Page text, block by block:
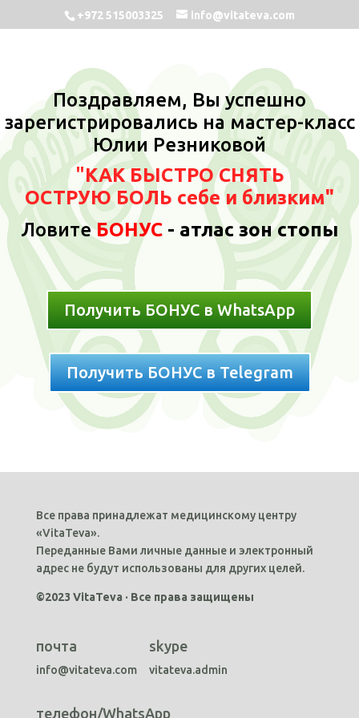
+972 515003325 info@vitateva.com
Поздравляем, Вы успешно
зарегистрировались на мастер-класс
Юлии Резниковой
"КАК БЫСТРО СНЯТЬ
ОСТРУЮ БОЛЬ себе и близким"
ЛовитеБОНУС- атлас зон стопы
Получить БОНУС в WhatsApp
Получить БОНУС в Telegram
Все права принадлежат медицинскому центру
«VitaTeva».
Переданные Вами личные данные и электронный
адрес не будут использованы для других целей.
©2023 VitaTeva · Все права защищены
почта
info@vitateva.com
skype
vitateva.admin
телефон/WhatsApp